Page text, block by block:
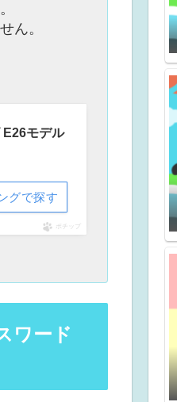
ん。
E26モデル
グで探す
ポチップ
ワード